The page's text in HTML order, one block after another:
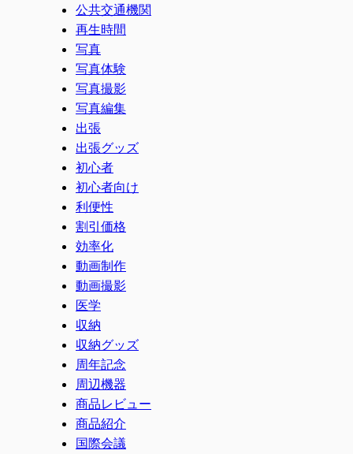
公共交通機関
再生時間
写真
写真体験
写真撮影
写真編集
出張
出張グッズ
初心者
初心者向け
利便性
割引価格
効率化
動画制作
動画撮影
医学
収納
収納グッズ
周年記念
周辺機器
商品レビュー
商品紹介
国際会議